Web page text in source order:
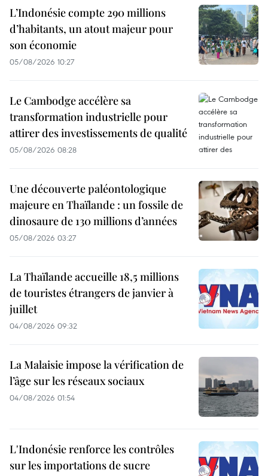
L’Indonésie compte 290 millions
d’habitants, un atout majeur pour
son économie
05/08/2026 10:27
Le Cambodge accélère sa
transformation industrielle pour
attirer des investissements de qualité
05/08/2026 08:28
Une découverte paléontologique
majeure en Thaïlande : un fossile de
dinosaure de 130 millions d’années
05/08/2026 03:27
La Thaïlande accueille 18,5 millions
de touristes étrangers de janvier à
juillet
04/08/2026 09:32
La Malaisie impose la vérification de
l’âge sur les réseaux sociaux
04/08/2026 01:54
L'Indonésie renforce les contrôles
sur les importations de sucre